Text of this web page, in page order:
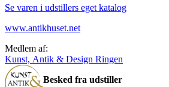
Se varen i udstillers eget katalog
www.antikhuset.net
Medlem af:
Kunst, Antik & Design Ringen
Besked fra udstiller